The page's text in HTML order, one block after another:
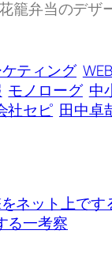
籠弁当のデザ
ティング
モノローグ 中
社セピ 田中卓
ネット上です
る一考察